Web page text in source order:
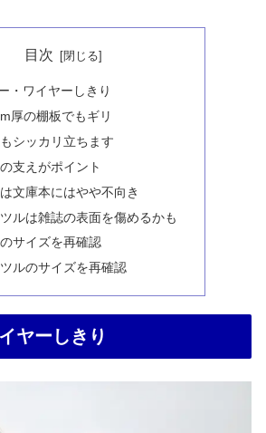
目次
・ワイヤーしきり
厚の棚板でもギリ
シッカリ立ちます
支えがポイント
文庫本にはやや不向き
ルは雑誌の表面を傷めるかも
サイズを再確認
ルのサイズを再確認
ヤーしきり